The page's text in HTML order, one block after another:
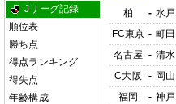
Jリーグ記録
順位表
勝ち点
得点ランキング
得失点
年齢構成
柏
- 水戸
FC東京 - 町田
名古屋 - 清水
C大阪
- 岡山
福岡
- 神戸